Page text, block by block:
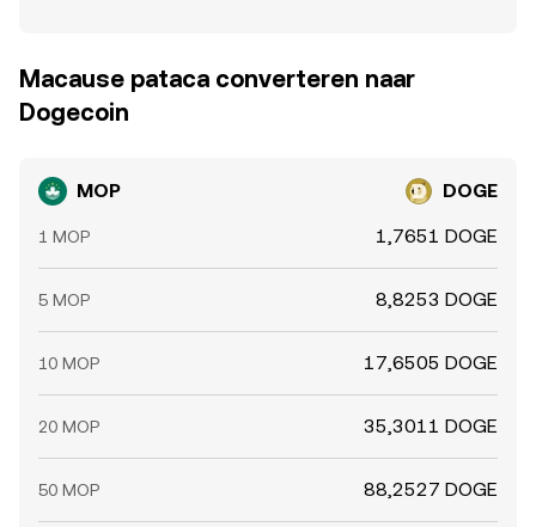
Macause pataca converteren naar
Dogecoin
MOP DOGE
1 MOP 1,7651 DOGE
5 MOP 8,8253 DOGE
10 MOP 17,6505 DOGE
20 MOP 35,3011 DOGE
50 MOP 88,2527 DOGE